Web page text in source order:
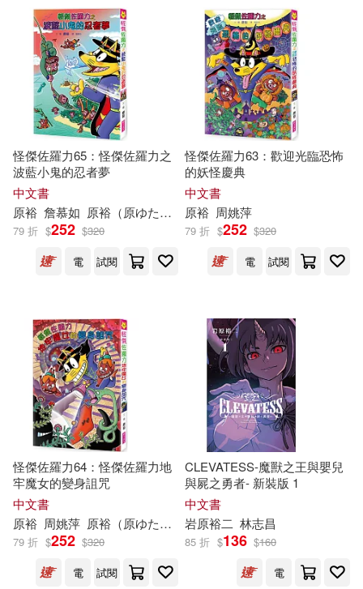
祝裕(4)
(日)原裕(2) 上奈紗空(2)
原來(2)
呂原富(2) 呂紹堃(2)
天野 かづき(2) 山口正貴(2)
杜則裕(2)
笠原麻理奈(2) 筧裕介(2)
葉山裕美(2)
鄭世裕(2) 青木衣沙(2)
高平尚伸(2) ﾒﾃﾞｨｱｻﾌﾟﾗｲ(2)
北京科學技術出版社(7)
千華數位文化(6) 台灣角川(6)
教育部國民及學前教育署(6)
天地出版社(5)
廣東新世紀出版社(5)
致出版(5) 機械工業出版社(4)
SONY MUSIC(2)
ZERO ONE STYLE.inc(2)
上優文化(2)
勞動部及職業安全衛生研究所(2)
大東海(2)
可海外宅配(248)
可港澳店取(244)
可新加坡店取(244)
可菲律賓店取(246)
適合平板閱讀(95)
其他 (可複選)
現在可購買商品(229)
作者/演唱/譯/編/繪(268)
價格
範圍
-
怪傑佐羅力65：怪傑佐羅力之
波藍小鬼的忍者夢
中文書
原裕 詹慕如 原裕 （原ゆたか）
79 折 $252 $320
電
試閱
怪傑佐羅力63：歡迎光臨恐怖
的妖怪慶典
中文書
原裕 周姚萍
79 折 $252 $320
電
試閱
怪傑佐羅力64：怪傑佐羅力地
牢魔女的變身詛咒
中文書
原裕 周姚萍 原裕 （原ゆたか）
79 折 $252 $320
電
試閱
CLEVATESS-魔獸之王與嬰兒
與屍之勇者- 新裝版 1
中文書
岩原裕二 林志昌
85 折 $136 $160
電